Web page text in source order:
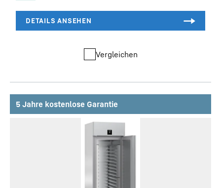
Vergleichen
5 Jahre kostenlose Garantie